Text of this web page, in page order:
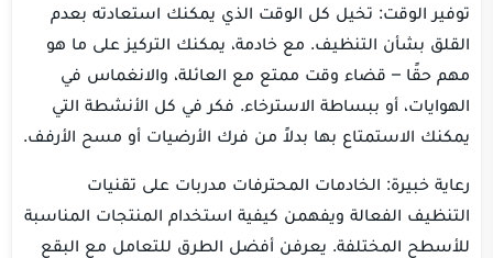
توفير الوقت: تخيل كل الوقت الذي يمكنك استعادته بعدم
القلق بشأن التنظيف. مع خادمة، يمكنك التركيز على ما هو
مهم حقًا – قضاء وقت ممتع مع العائلة، والانغماس في
الهوايات، أو ببساطة الاسترخاء. فكر في كل الأنشطة التي
يمكنك الاستمتاع بها بدلاً من فرك الأرضيات أو مسح الأرفف.
رعاية خبيرة: الخادمات المحترفات مدربات على تقنيات
التنظيف الفعالة ويفهمن كيفية استخدام المنتجات المناسبة
للأسطح المختلفة. يعرفن أفضل الطرق للتعامل مع البقع